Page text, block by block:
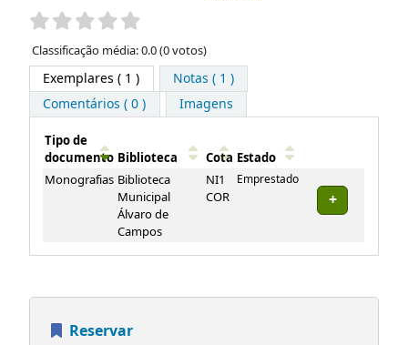
Pontuação
Classificação média: 0.0 (0 votos)
Exemplares ( 1 )
Notas ( 1 )
Comentários ( 0 )
Imagens
Exemplares
Tipo de
documento Biblioteca Cota Estado
Monografias Biblioteca
Municipal
Álvaro de
Campos
NI1
COR
Emprestado
Reservar